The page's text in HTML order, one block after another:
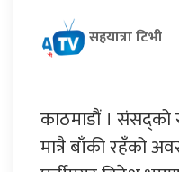
सहयात्रा टिभी
काठमाडौं ।
मात्रै बाँकी रहँको